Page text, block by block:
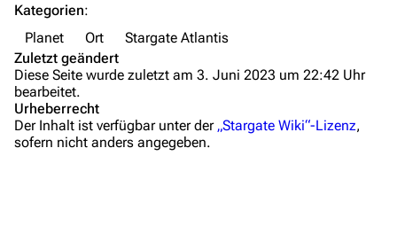
Anfragen
Administrations-Übersicht
Löschantrag
Vandalismus melden
Kategorien:
Planet
Ort
Stargate Atlantis
Zuletzt geändert
Diese Seite wurde zuletzt am 3. Juni 2023 um 22:42 Uhr
bearbeitet.
Urheberrecht
Der Inhalt ist verfügbar unter der „Stargate Wiki“-Lizenz,
sofern nicht anders angegeben.